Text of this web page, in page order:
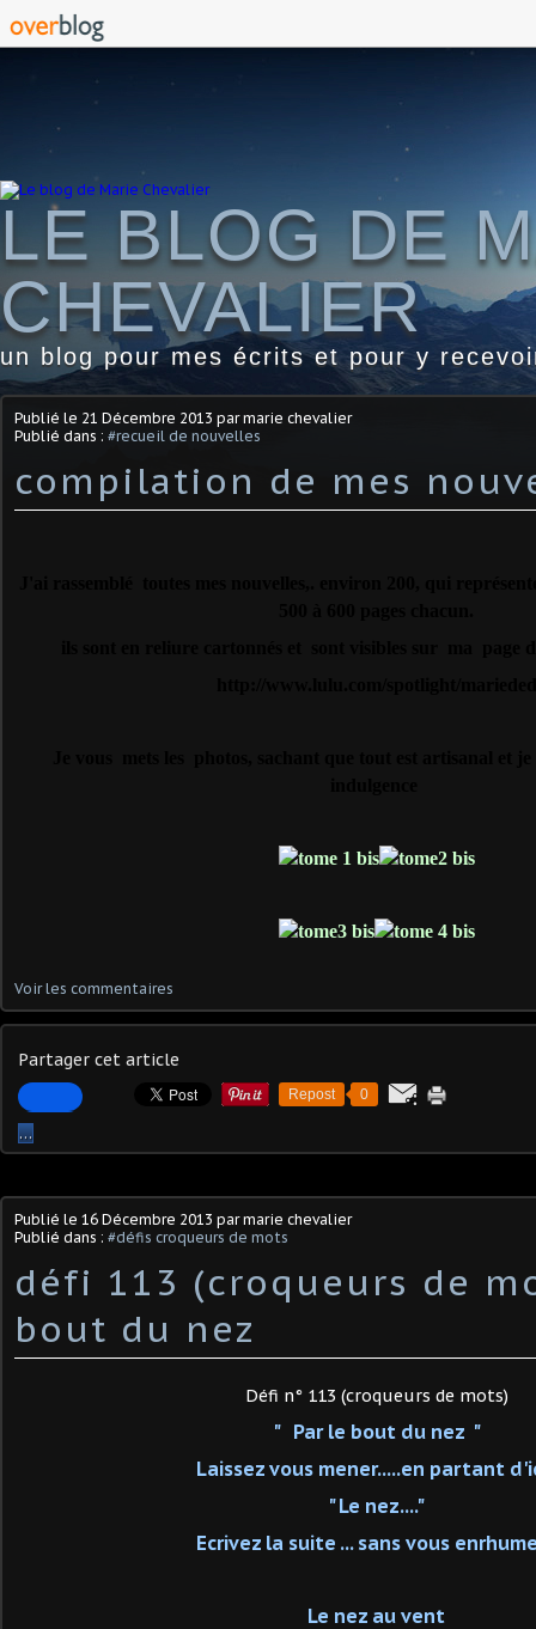
LE BLOG DE
CHEVALIER
un blog pour mes écrits et pour y
Publié le 21 Décembre 2013 par marie chevalier
Publié dans : #recueil de nouvelles
compilation de mes
Voir les commentaires
Partager cet article
Repost 0
…
Publié le 16 Décembre 2013 par marie chevalier
Publié dans : #défis croqueurs de mots
défi 113 (croqueurs de
bout du nez
Défi n° 113 (croqueurs de mots)
" Par le bout du nez "
Laissez vous mener.....en partant
" Le nez...."
Ecrivez la suite ... sans vous
Le nez au vent